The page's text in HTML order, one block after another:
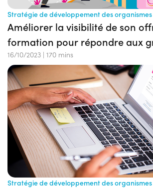
Stratégie de développement des organismes
Améliorer la visibilité de son
formation pour répondre aux
régionaux
16/10/2023 | 170 mins
Stratégie de développement des organismes